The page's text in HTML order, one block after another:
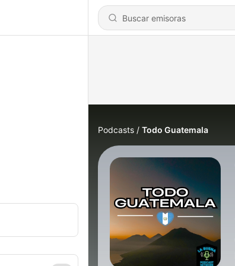
Podcasts Todo Guatemala